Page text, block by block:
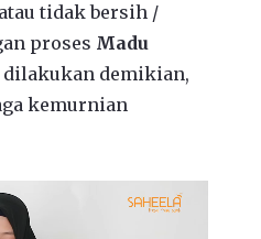
tidak bersih /
proses Madu
demikian,
kemurnian